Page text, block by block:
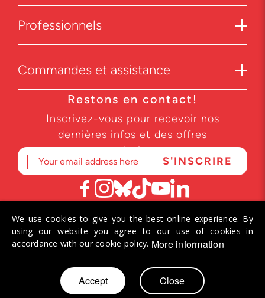
Mon panier
Professionnels
Commandes et assistance
Restons en contact!
Inscrivez-vous pour recevoir nos
dernières infos et des offres
exclusives.
© 2026 Helvetiq SA. Tous droits réservés.
We use cookies to give you the best online experience. By
using our website you agree to our use of cookies in
accordance with our cookie policy. More information
Accept Close